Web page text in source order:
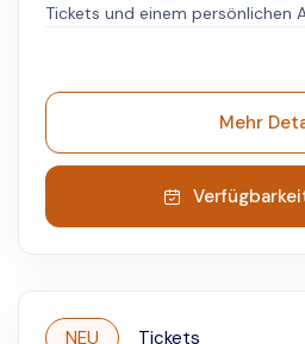
Tickets und einem persönlichen
bevorzugtem Einlass und einem
hineinführt. Erkunden Sie den Palast in Ihrem eigenen
Tempo und tauchen Sie in die
Kunst und Architektur ein,
mit Fakten versorgt. Genießen
königlichem Schmuck, religiösen
Aussicht auf die Stadt und den
Mehr
NEU Tickets